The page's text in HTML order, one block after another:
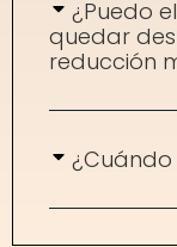
¿Puedo
quedar
reducción